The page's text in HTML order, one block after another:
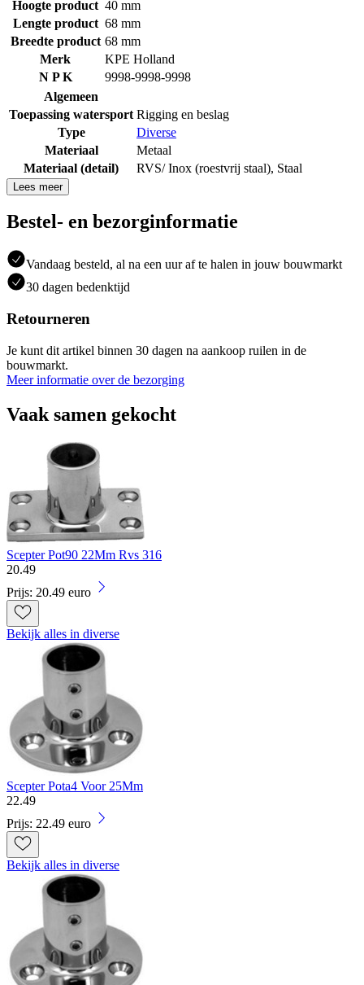
Hoogte product 40 mm
Lengte product 68 mm
Breedte product 68 mm
Merk
KPE Holland
N P K
9998-9998-9998
Algemeen
Toepassing watersport Rigging en beslag
Type
Diverse
Materiaal
Metaal
Materiaal (detail)
RVS/ Inox (roestvrij staal), Staal
Lees meer
Bestel- en bezorginformatie
Vandaag besteld, al na een uur af te halen in jouw bouwmarkt
30 dagen bedenktijd
Retourneren
Je kunt dit artikel binnen 30 dagen na aankoop ruilen in de
bouwmarkt.
Meer informatie over de bezorging
Vaak samen gekocht
Scepter Pot90 22Mm Rvs 316
20.49
Prijs: 20.49 euro
Bekijk alles in diverse
Scepter Pota4 Voor 25Mm
22.49
Prijs: 22.49 euro
Bekijk alles in diverse